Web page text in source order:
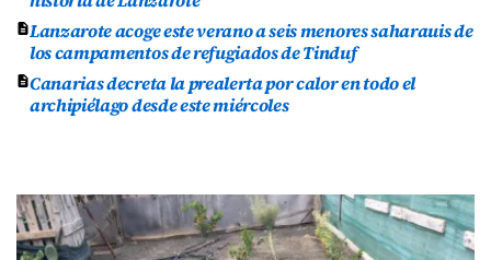
Lanzarote acoge este verano a seis menores saharauis de
los campamentos de refugiados de Tinduf
Canarias decreta la prealerta por calor en todo el
archipiélago desde este miércoles